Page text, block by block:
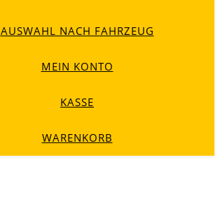
AUSWAHL NACH FAHRZEUG
MEIN KONTO
KASSE
WARENKORB